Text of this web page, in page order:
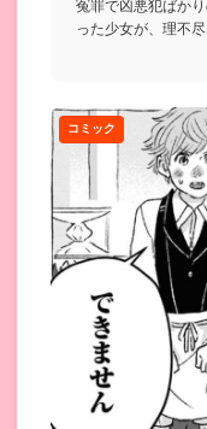
冤罪で凶悪犯ばか
った少女が、理不
コミック